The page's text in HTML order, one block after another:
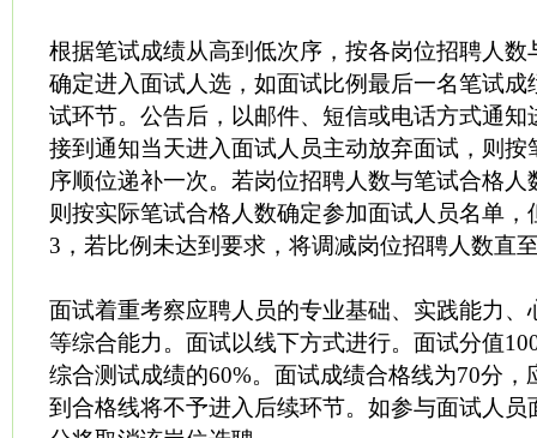
根据笔试成绩从高到低次序，按各岗位招聘人数
确定进入面试人选，如面试比例最后一名笔试成
试环节。公告后，以邮件、短信或电话方式通知
接到通知当天进入面试人员主动放弃面试，则按
序顺位递补一次。若岗位招聘人数与笔试合格人
则按实际笔试合格人数确定参加面试人员名单，
3，若比例未达到要求，将调减岗位招聘人数直
面试着重考察应聘人员的专业基础、实践能力、
等综合能力。面试以线下方式进行。面试分值
综合测试成绩的60%。面试成绩合格线为70分，
到合格线将不予进入后续环节。如参与面试人员